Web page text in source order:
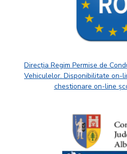
Direcția Regim Permise de
Vehiculelor. Disponibilitate on-
chestionare on-line